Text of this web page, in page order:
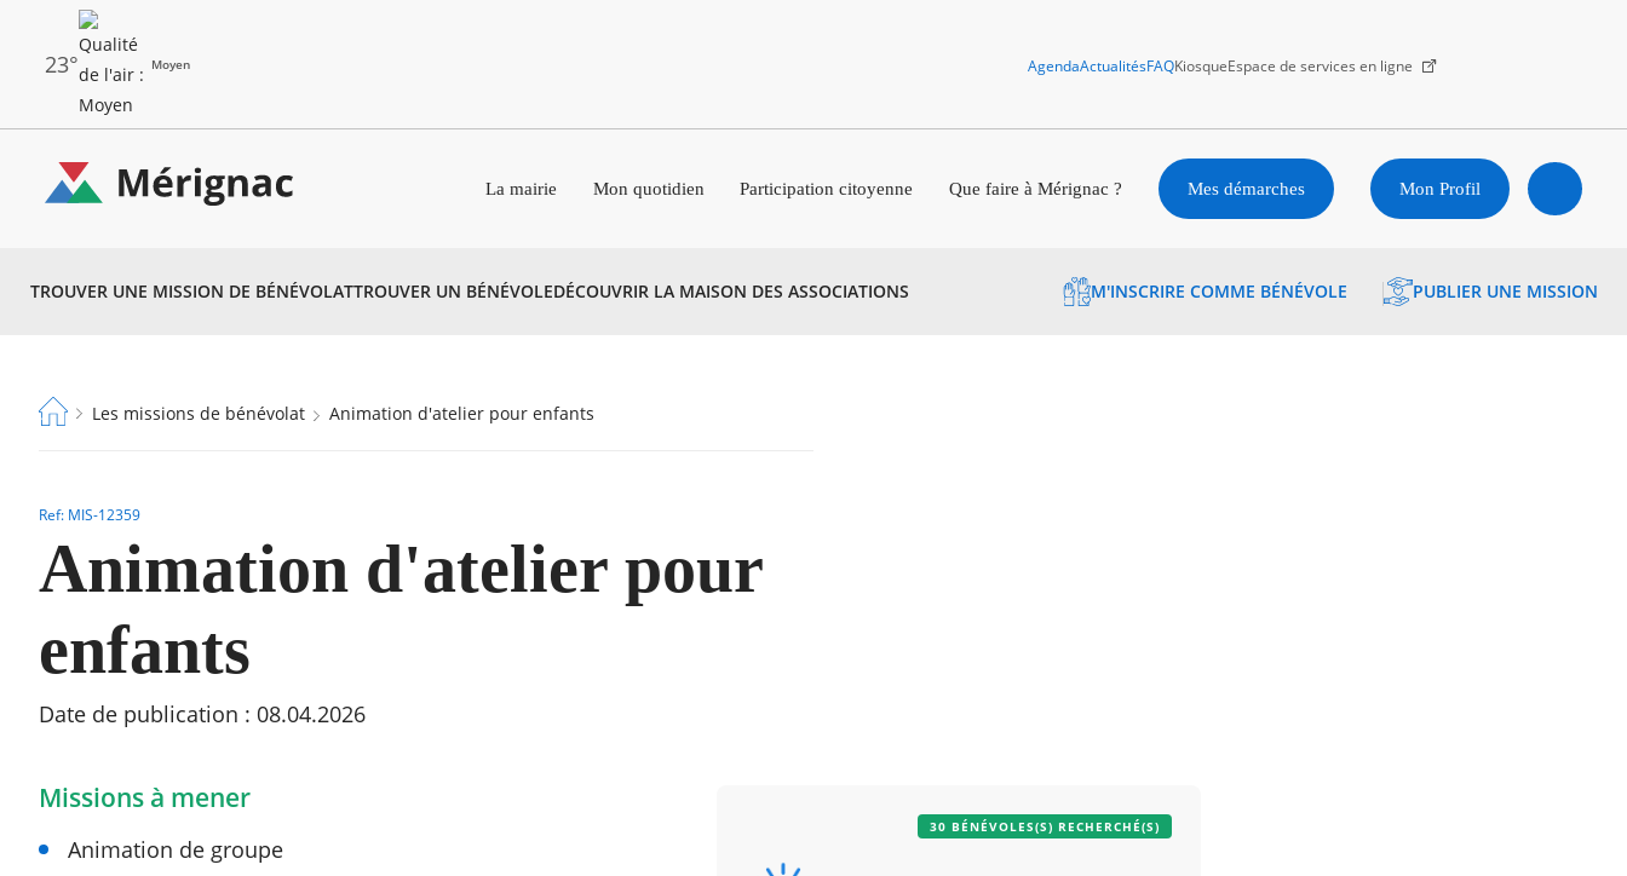
principal
23° Moyen
dernières
alertes
AgendaActualitésFAQKiosqueEspace de services en ligne
-
La mairie Mon quotidien Participation citoyenne Que faire à Mérignac ? Mes démarches Mon Profil
la
RECHERCHER ...
TROUVER UNE MISSION DE BÉNÉVOLATTROUVER UN BÉNÉVOLEDÉCOUVRIR LA MAISON DES ASSOCIATIONS M'INSCRIRE COMME BÉNÉVOLE PUBLIER UNE MISSION
Fil
Les missions de bénévolat Animation d'atelier pour enfants
Ref: MIS-12359
Animation d'atelier pour
enfants
Date de publication : 08.04.2026
Missions à mener
Animation de groupe
30 BÉNÉVOLES(S) RECHERCHÉ(S)